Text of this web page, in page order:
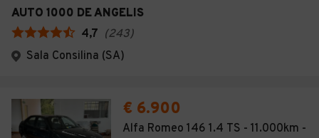
AUTO 1000 DE ANGELIS
4,7 (243)
Sala Consilina (SA)
€ 6.900
Alfa Romeo 146 1.4 TS - 11.000km -